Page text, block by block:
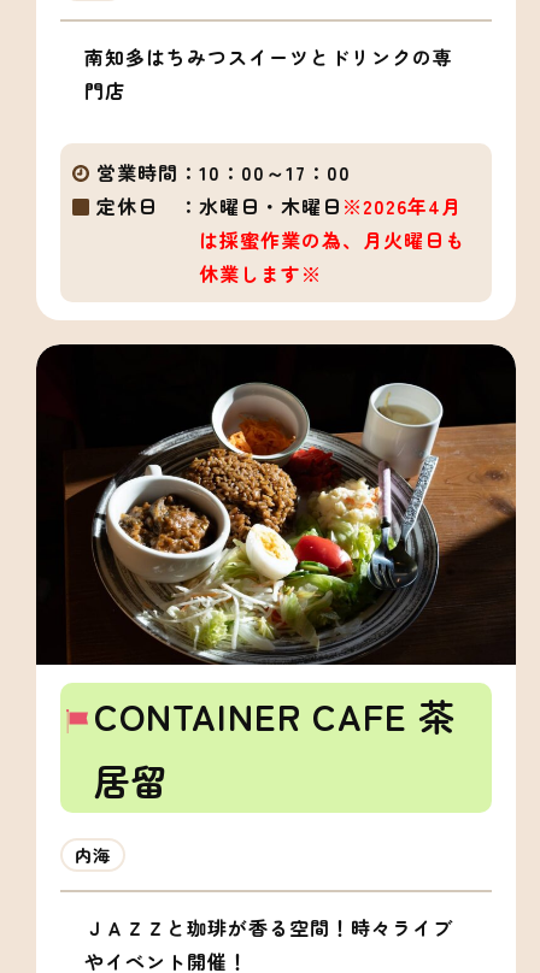
南知多はちみつスイーツとドリンクの専
門店
営業時間： 10：00～17：00
定休日 ： 水曜日・木曜日 ※2026年4月
は採蜜作業の為、月火曜日も
休業します※
CONTAINER CAFE 茶
居留
内海
ＪＡＺＺと珈琲が香る空間！時々ライブ
やイベント開催！